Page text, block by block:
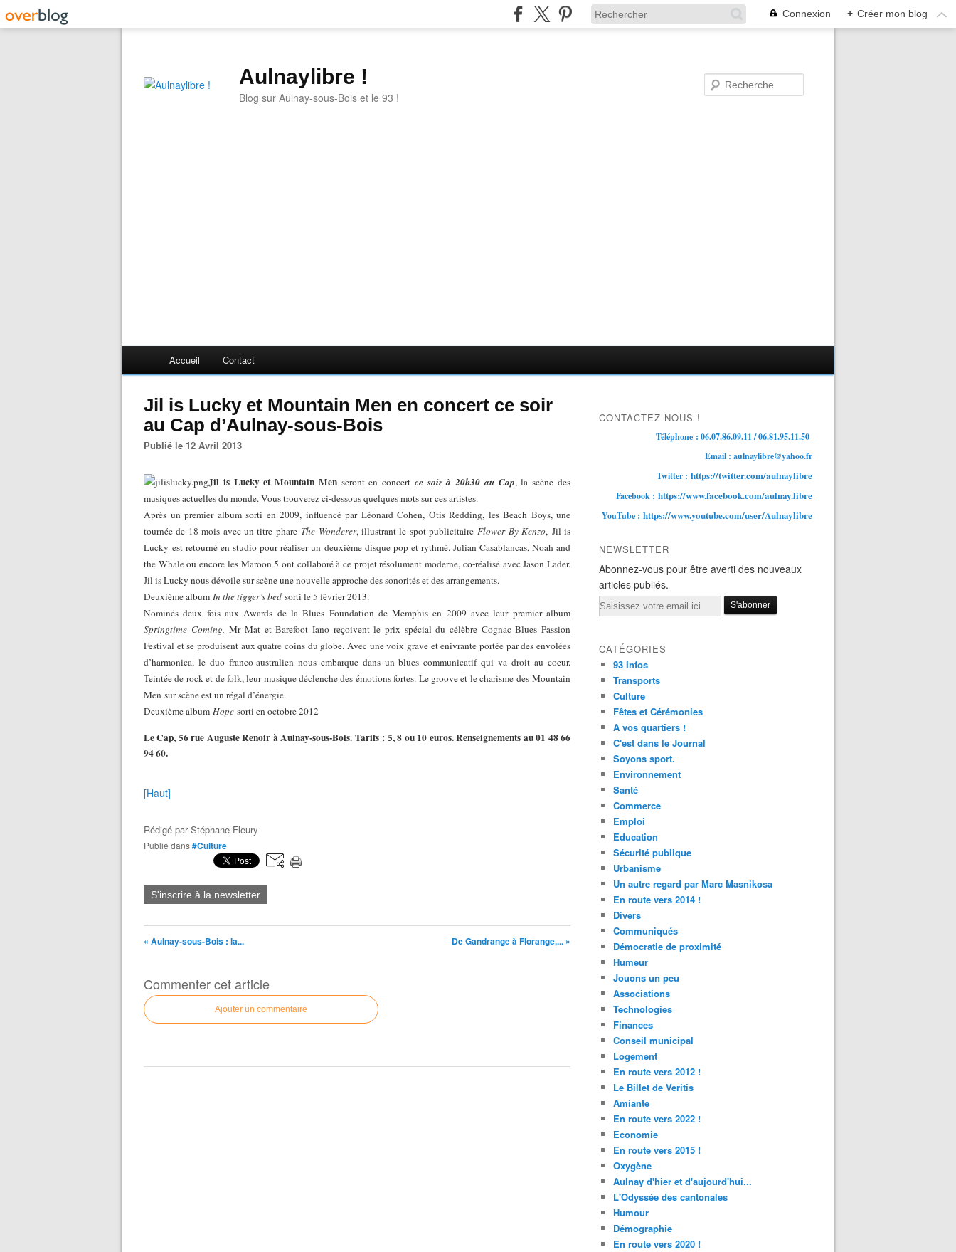
Connexion + Créer mon blog
Aulnaylibre !
Blog sur Aulnay-sous-Bois et le 93 !
Accueil Contact
Jil is Lucky et Mountain Men en concert ce soir
au Cap d’Aulnay-sous-Bois
Publié le 12 Avril 2013
Jil is Lucky et Mountain Menseront en concert ce soir à 20h30 au Cap, la scène des
musiques actuelles du monde. Vous trouverez ci-dessous quelques mots sur ces artistes.
Après un premier album sorti en 2009, influencé par Léonard Cohen, Otis Redding, les Beach Boys, une
tournée de 18 mois avec un titre phare The Wonderer, illustrant le spot publicitaire Flower By Kenzo, Jil is
Lucky est retourné en studio pour réaliser un deuxième disque pop et rythmé. Julian Casablancas, Noah and
the Whale ou encore les Maroon 5 ont collaboré à ce projet résolument moderne, co-réalisé avec Jason Lader.
Jil is Lucky nous dévoile sur scène une nouvelle approche des sonorités et des arrangements.
Deuxième album In the tigger’s bed sorti le 5 février 2013.
Nominés deux fois aux Awards de la Blues Foundation de Memphis en 2009 avec leur premier album
Springtime Coming, Mr Mat et Barefoot Iano reçoivent le prix spécial du célèbre Cognac Blues Passion
Festival et se produisent aux quatre coins du globe. Avec une voix grave et enivrante portée par des envolées
d’harmonica, le duo franco-australien nous embarque dans un blues communicatif qui va droit au coeur.
Teintée de rock et de folk, leur musique déclenche des émotions fortes. Le groove et le charisme des Mountain
Men sur scène est un régal d’énergie.
Deuxième album Hope sorti en octobre 2012
Le Cap, 56 rue Auguste Renoir à Aulnay-sous-Bois. Tarifs : 5, 8 ou 10 euros. Renseignements au 01 48 66
94 60.
[Haut]
Rédigé parStéphane Fleury
Publié dans#Culture
S'inscrire à la newsletter
« Aulnay-sous-Bois : la... De Gandrange à Florange,... »
Commenter cet article
Ajouter un commentaire
CONTACTEZ-NOUS !
Téléphone : 06.07.86.09.11 / 06.81.95.11.50
Email : aulnaylibre@yahoo.fr
Twitter : https://twitter.com/aulnaylibre
Facebook : https://www.facebook.com/aulnay.libre
YouTube : https://www.youtube.com/user/Aulnaylibre
NEWSLETTER
Abonnez-vous pour être averti des nouveaux
articles publiés.
Email
CATÉGORIES
93 Infos
Transports
Culture
Fêtes et Cérémonies
A vos quartiers !
C'est dans le Journal
Soyons sport.
Environnement
Santé
Commerce
Emploi
Education
Sécurité publique
Urbanisme
Un autre regard par Marc Masnikosa
En route vers 2014 !
Divers
Communiqués
Démocratie de proximité
Humeur
Jouons un peu
Associations
Technologies
Finances
Conseil municipal
Logement
En route vers 2012 !
Le Billet de Veritis
Amiante
En route vers 2022 !
Economie
En route vers 2015 !
Oxygène
Aulnay d'hier et d'aujourd'hui...
L'Odyssée des cantonales
Humour
Démographie
En route vers 2020 !